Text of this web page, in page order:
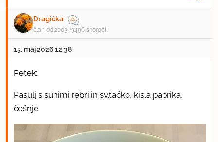
Dragička
član od 2003 9496 sporočil
15. maj 2026 12:38
Petek:
Pasulj s suhimi rebri in sv.tačko, kisla paprika,
češnje